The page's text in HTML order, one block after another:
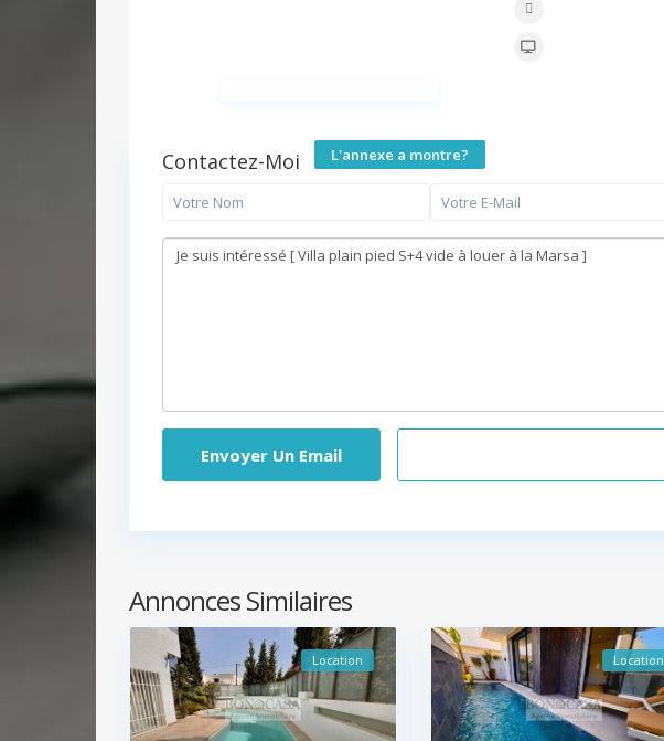
Contactez-Moi L'annexe a montre?
Annonces Similaires
Location Location